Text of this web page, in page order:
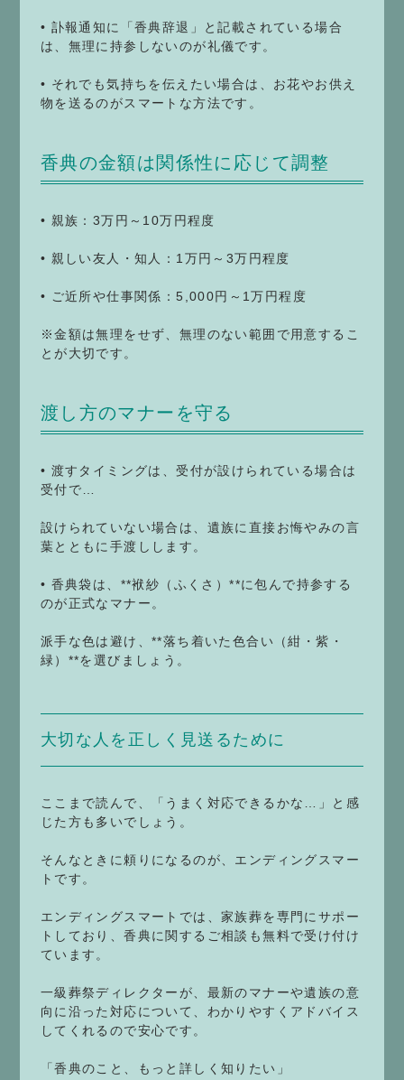
• 訃報通知に「香典辞退」と記載されている場合
は、無理に持参しないのが礼儀です。
• それでも気持ちを伝えたい場合は、お花やお供え
物を送るのがスマートな方法です。
香典の金額は関係性に応じて調整
• 親族：3万円～10万円程度
• 親しい友人・知人：1万円～3万円程度
• ご近所や仕事関係：5,000円～1万円程度
※金額は無理をせず、無理のない範囲で用意するこ
とが大切です。
渡し方のマナーを守る
• 渡すタイミングは、受付が設けられている場合は
受付で…
設けられていない場合は、遺族に直接お悔やみの言
葉とともに手渡しします。
• 香典袋は、**袱紗（ふくさ）**に包んで持参する
のが正式なマナー。
派手な色は避け、**落ち着いた色合い（紺・紫・
緑）**を選びましょう。
大切な人を正しく見送るために
ここまで読んで、「うまく対応できるかな…」と感
じた方も多いでしょう。
そんなときに頼りになるのが、エンディングスマー
トです。
エンディングスマートでは、家族葬を専門にサポー
トしており、香典に関するご相談も無料で受け付け
ています。
一級葬祭ディレクターが、最新のマナーや遺族の意
向に沿った対応について、わかりやすくアドバイス
してくれるので安心です。
「香典のこと、もっと詳しく知りたい」